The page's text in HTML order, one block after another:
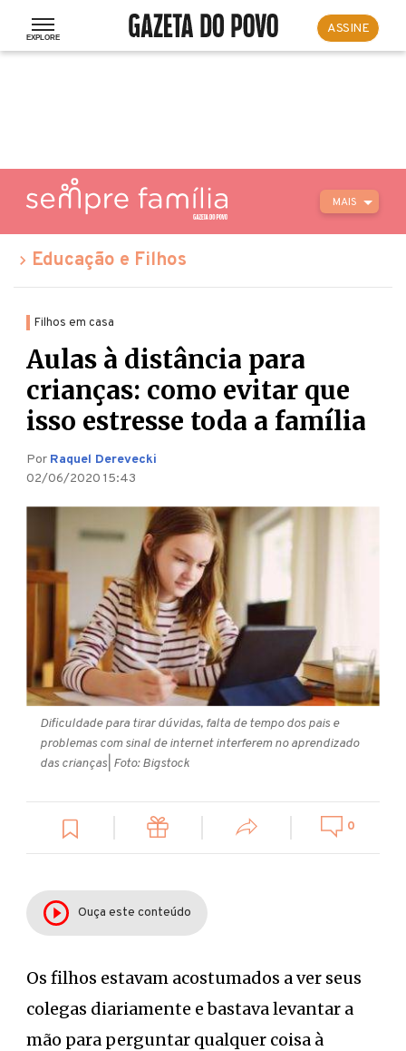
ASSINE
MAIS
Educação e Filhos
Filhos em casa
Aulas à distância para
crianças: como evitar que
isso estresse toda a família
Por Raquel Derevecki
02/06/2020 15:43
Dificuldade para tirar dúvidas, falta de tempo dos pais e
problemas com sinal de internet interferem no aprendizado
das crianças | Foto: Bigstock
0
Ouça este conteúdo
Os filhos estavam acostumados a ver seus
colegas diariamente e bastava levantar a
mão para perguntar qualquer coisa à